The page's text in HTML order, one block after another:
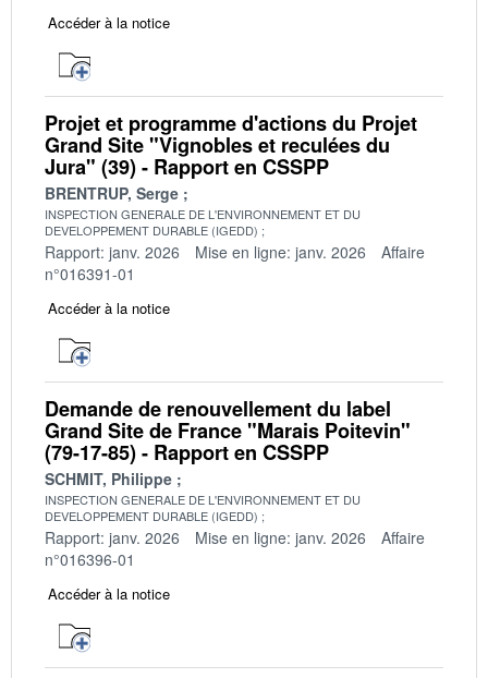
Accéder à la notice
Projet et programme d'actions du Projet
Grand Site "Vignobles et reculées du
Jura" (39) - Rapport en CSSPP
BRENTRUP, Serge
INSPECTION GENERALE DE L'ENVIRONNEMENT ET DU
DEVELOPPEMENT DURABLE (IGEDD)
Rapport: janv. 2026 Mise en ligne: janv. 2026
Affaire
n°016391-01
Accéder à la notice
Demande de renouvellement du label
Grand Site de France "Marais Poitevin"
(79-17-85) - Rapport en CSSPP
SCHMIT, Philippe
INSPECTION GENERALE DE L'ENVIRONNEMENT ET DU
DEVELOPPEMENT DURABLE (IGEDD)
Rapport: janv. 2026 Mise en ligne: janv. 2026
Affaire
n°016396-01
Accéder à la notice